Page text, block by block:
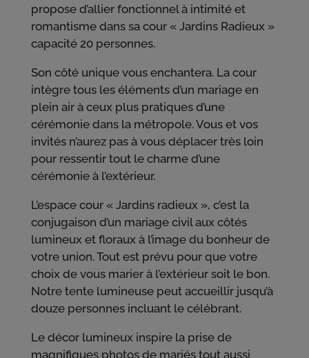
propose d’allier fonctionnel à intimité et
romantisme dans sa cour « Jardins Radieux »
capacité 20 personnes.
Son côté unique vous enchantera. La cour
intègre tous les éléments d’un mariage en
plein air à ceux plus pratiques d’une
cérémonie dans la métropole. Vous et vos
invités n’aurez pas à vous déplacer très loin
pour ressentir tout le charme d’une
cérémonie à l’extérieur.
L’espace cour « Jardins radieux », c’est la
conjugaison d’un mariage civil aux côtés
lumineux et floraux à l’image du bonheur de
votre union. Tout est prévu pour que votre
choix de vous marier à l’extérieur soit le bon.
Notre tente lumineuse peut accueillir jusqu’à
douze personnes incluant le célébrant.
Le décor lumineux inspire la prise de
magnifiques photos de mariés tout aussi